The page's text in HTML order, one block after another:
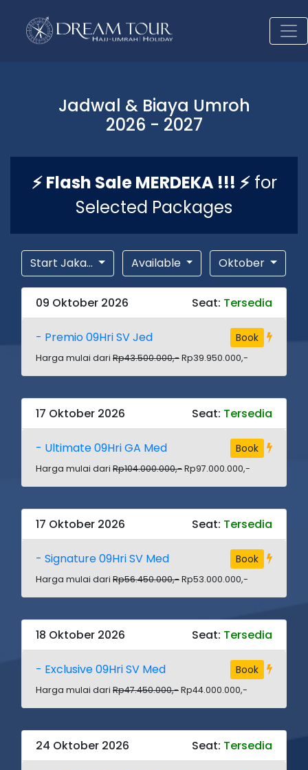
Jadwal & Biaya Umroh
2026 - 2027
⚡ Flash Sale MERDEKA !!! ⚡for
Selected Packages
Start Jaka... Available Oktober
09 Oktober 2026 Seat: Tersedia
- Premio 09Hri SV Jed Book
Harga mulai dari Rp43.500.000,-Rp39.950.000,-
17 Oktober 2026 Seat: Tersedia
- Ultimate 09Hri GA Med Book
Harga mulai dari Rp104.000.000,-Rp97.000.000,-
17 Oktober 2026 Seat: Tersedia
- Signature 09Hri SV Med Book
Harga mulai dari Rp56.450.000,-Rp53.000.000,-
18 Oktober 2026 Seat: Tersedia
- Exclusive 09Hri SV Med Book
Harga mulai dari Rp47.450.000,-Rp44.000.000,-
24 Oktober 2026 Seat: Tersedia